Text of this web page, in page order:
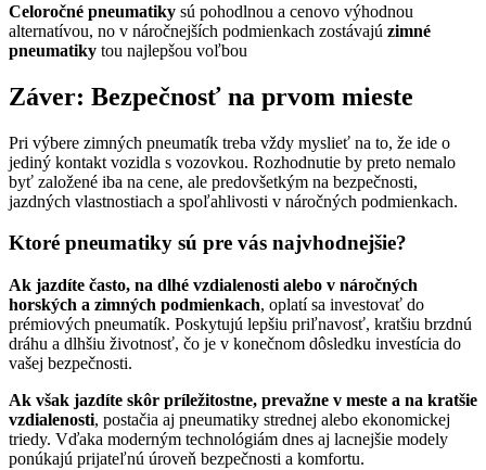
Celoročné pneumatiky sú pohodlnou a cenovo výhodnou
alternatívou, no v náročnejších podmienkach zostávajú zimné
pneumatiky tou najlepšou voľbou
Záver: Bezpečnosť na prvom mieste
Pri výbere zimných pneumatík treba vždy myslieť na to, že ide o
jediný kontakt vozidla s vozovkou. Rozhodnutie by preto nemalo
byť založené iba na cene, ale predovšetkým na bezpečnosti,
jazdných vlastnostiach a spoľahlivosti v náročných podmienkach.
Ktoré pneumatiky sú pre vás najvhodnejšie?
Ak jazdíte často, na dlhé vzdialenosti alebo v náročných
horských a zimných podmienkach, oplatí sa investovať do
prémiových pneumatík. Poskytujú lepšiu priľnavosť, kratšiu brzdnú
dráhu a dlhšiu životnosť, čo je v konečnom dôsledku investícia do
vašej bezpečnosti.
Ak však jazdíte skôr príležitostne, prevažne v meste a na kratšie
vzdialenosti, postačia aj pneumatiky strednej alebo ekonomickej
triedy. Vďaka moderným technológiám dnes aj lacnejšie modely
ponúkajú prijateľnú úroveň bezpečnosti a komfortu.